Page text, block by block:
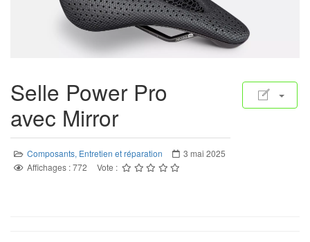
Selle Power Pro
avec Mirror
Composants, Entretien et réparation
3 mai 2025
Affichages : 772
Vote :